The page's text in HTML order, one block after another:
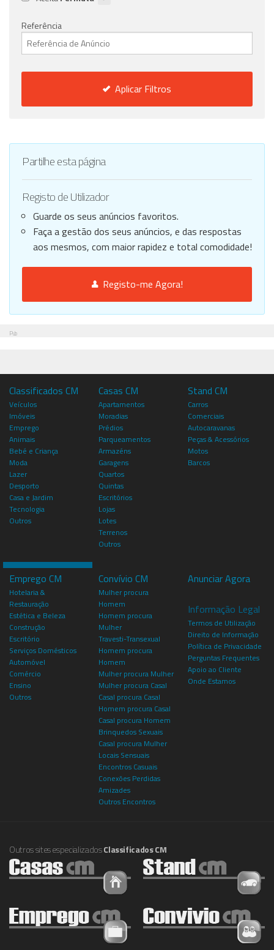
Referência
Aplicar Filtros
Partilhe esta página
Registo de Utilizador
Guarde os seus anúncios favoritos.
Faça a gestão dos seus anúncios, e das respostas
aos mesmos, com maior rapidez e total comodidade!
Registo-me Agora!
Pub
Classificados CM
Veículos
Imóveis
Emprego
Animais
Bebé e Criança
Moda
Lazer
Desporto
Casa e Jardim
Tecnologia
Outros
Casas CM
Apartamentos
Moradias
Prédios
Parqueamentos
Armazéns
Garagens
Quartos
Quintas
Escritórios
Lojas
Lotes
Terrenos
Outros
Stand CM
Carros
Comerciais
Autocaravanas
Peças & Acessórios
Motos
Barcos
Emprego CM
Hotelaria &
Restauração
Estética e Beleza
Construção
Escritório
Serviços Domésticos
Automóvel
Comércio
Ensino
Outros
Convívio CM
Mulher procura
Homem
Homem procura
Mulher
Travesti-Transexual
Homem procura
Homem
Mulher procura Mulher
Mulher procura Casal
Casal procura Casal
Homem procura Casal
Casal procura Homem
Brinquedos Sexuais
Casal procura Mulher
Locais Sensuais
Encontros Casuais
Conexões Perdidas
Amizades
Outros Encontros
Anunciar Agora
Informação Legal
Termos de Utilização
Direito de Informação
Política de Privacidade
Perguntas Frequentes
Apoio ao Cliente
Onde Estamos
Outros sites especializadosClassificados CM